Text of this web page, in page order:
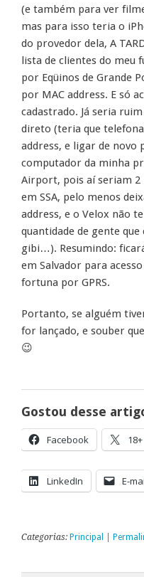
(e também para ver
mas para isso teria o
do provedor dela, A
lista de clientes do meu
por Eqüinos de Grande
por MAC address. E só
cadastrado. Já seria
direto (teria que
address, e ligar de novo
computador da minha
Airport, pois aí seriam 2
em SSA, pelo menos
address, e o Velox não
quantidade de gente
gibi…). Resumindo:
em Salvador para
fortuna por GPRS.
Portanto, se alguém
for lançado, e souber
😉
Gostou desse
Facebook 18+
LinkedIn E-
Categorias: Principal